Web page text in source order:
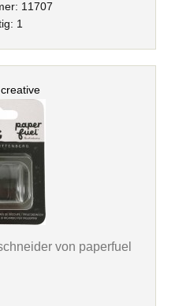
11707
1
von paperfuel